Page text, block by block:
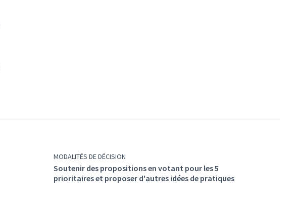
MODALITÉS DE DÉCISION
Soutenir des propositions en votant pour les 5
prioritaires et proposer d'autres idées de pratiques